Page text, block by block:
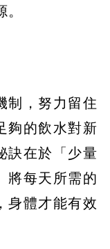
制，努力留住
夠的飲水對新
訣在於「少量
將每天所需的
身體才能有效